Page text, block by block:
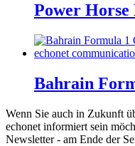
Power
Bahrain
Wenn Sie auch in Zukunft
echonet informiert sein
Newsletter - am Ende der